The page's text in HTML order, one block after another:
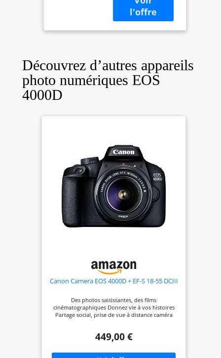
Découvrez d’autres appareils
photo numériques EOS
4000D
Canon Camera EOS 4000D + EF-S 18-55 DCIII
Des photos saisissantes, des films
cinématographiques Donnez vie à vos histoires
Partage social, prise de vue à distance caméra
449,00 €